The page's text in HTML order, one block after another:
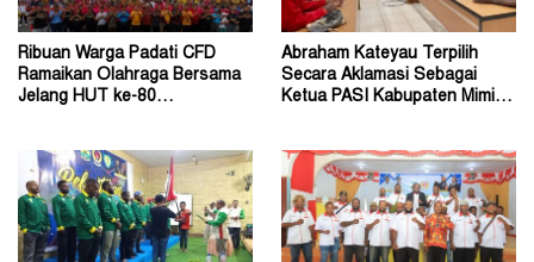
Ribuan Warga Padati CFD
Ramaikan Olahraga Bersama
Jelang HUT ke-80
Abraham Kateyau Terpilih
Secara Aklamasi Sebagai
Ketua PASI Kabupaten Mimika